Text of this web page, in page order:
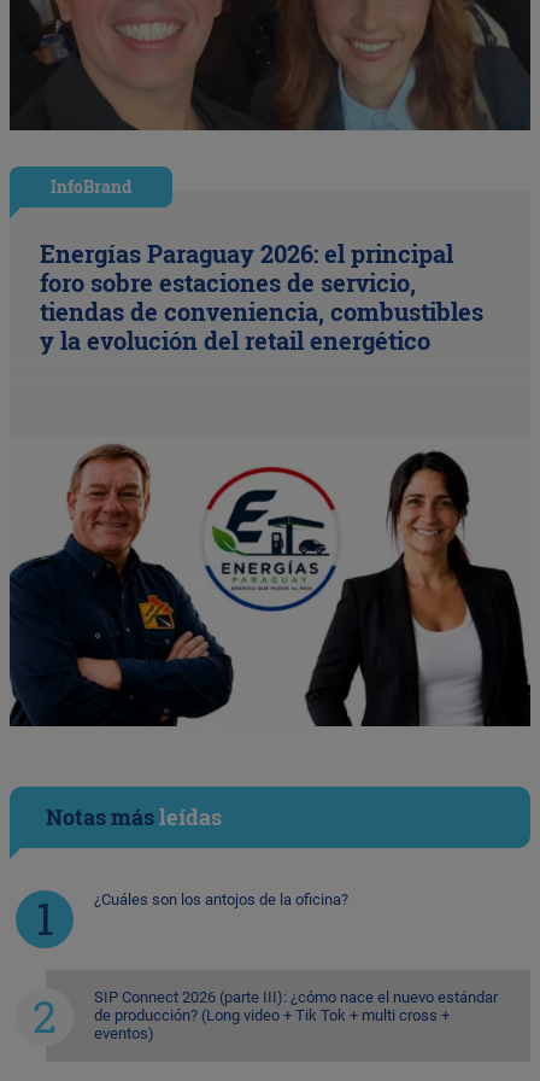
InfoBrand
Energías Paraguay 2026: el principal
foro sobre estaciones de servicio,
tiendas de conveniencia, combustibles
y la evolución del retail energético
Notas másleídas
¿Cuáles son los antojos de la oficina?
SIP Connect 2026 (parte III): ¿cómo nace el nuevo estándar
de producción? (Long video + Tik Tok + multi cross +
eventos)